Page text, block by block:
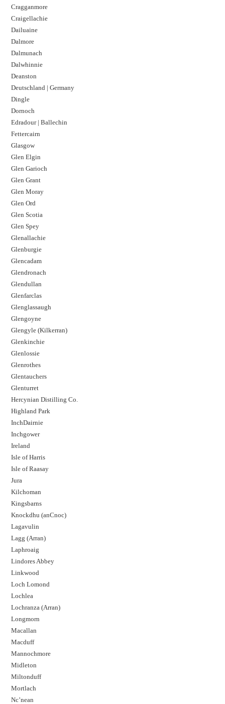
Cragganmore
Craigellachie
Dailuaine
Dalmore​
Dalmunach
Dalwhinnie
Deanston
Deutschland | Germany
Dingle
Dornoch
Edradour | Ballechin
Fettercairn
Glasgow
Glen Elgin
Glen Garioch
Glen Grant
Glen Moray
Glen Ord
Glen Scotia
Glen Spey
Glenallachie
Glenburgie
Glencadam
Glendronach
Glendullan
Glenfarclas
Glenglassaugh
Glengoyne
Glengyle (Kilkerran)
Glenkinchie
Glenlossie
Glenrothes
Glentauchers
Glenturret
Hercynian Distilling Co.
Highland Park
InchDairnie
Inchgower
Ireland
Isle of Harris
Isle of Raasay
Jura
Kilchoman
Kingsbarns
Knockdhu (anCnoc)
Lagavulin
Lagg (Arran)
Laphroaig
Lindores Abbey
Linkwood
Loch Lomond
Lochlea
Lochranza (Arran)
Longmorn
Macallan
Macduff
Mannochmore
Midleton
Miltonduff
Mortlach
Nc’nean